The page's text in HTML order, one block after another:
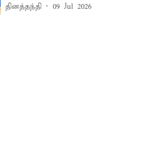
தினத்தந்தி 09 Jul 2026